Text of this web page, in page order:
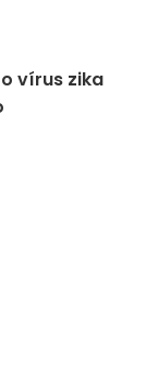
vírus zika